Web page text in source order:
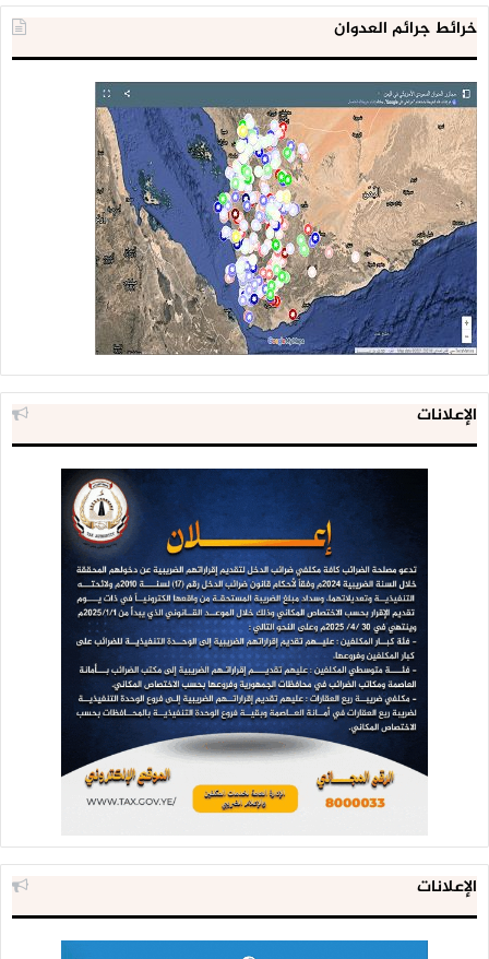
خرائط جرائم العدوان
الإعلانات
الإعلانات